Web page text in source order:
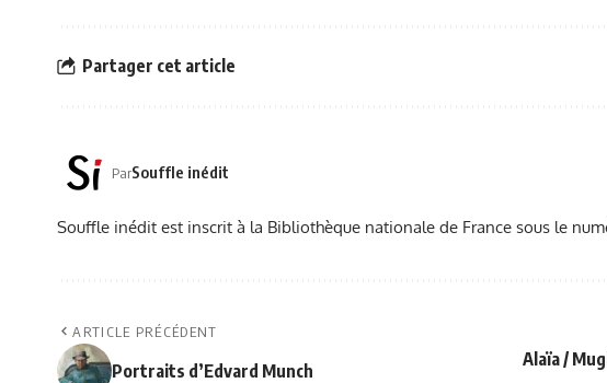
Partager cet article
ParSouffle inédit
Souffle inédit est inscrit à la Bibliothèque nationale de France sous le
ARTICLE PRÉCÉDENT
Portraits d’Edvard Munch
Alaïa /